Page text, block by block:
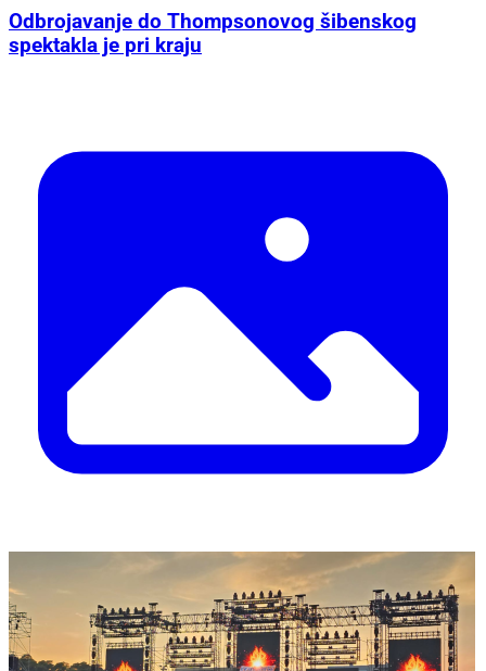
Odbrojavanje do Thompsonovog šibenskog
spektakla je pri kraju